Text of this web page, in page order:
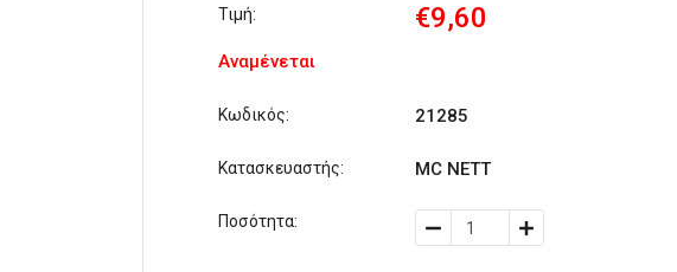
Τιμή: €9,60
Αναμένεται
Κωδικός: 21285
Κατασκευαστής: MC NETT
Ποσότητα: